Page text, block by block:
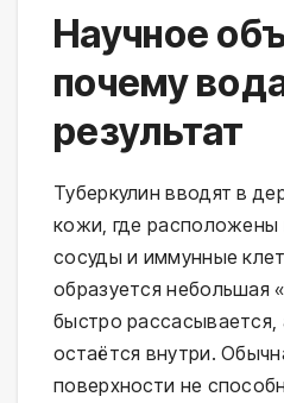
Научное
почему
результат
Туберкулин вводят в
кожи, где расположены
сосуды и иммунные
образуется небольшая
быстро рассасывается,
остаётся внутри.
поверхности не